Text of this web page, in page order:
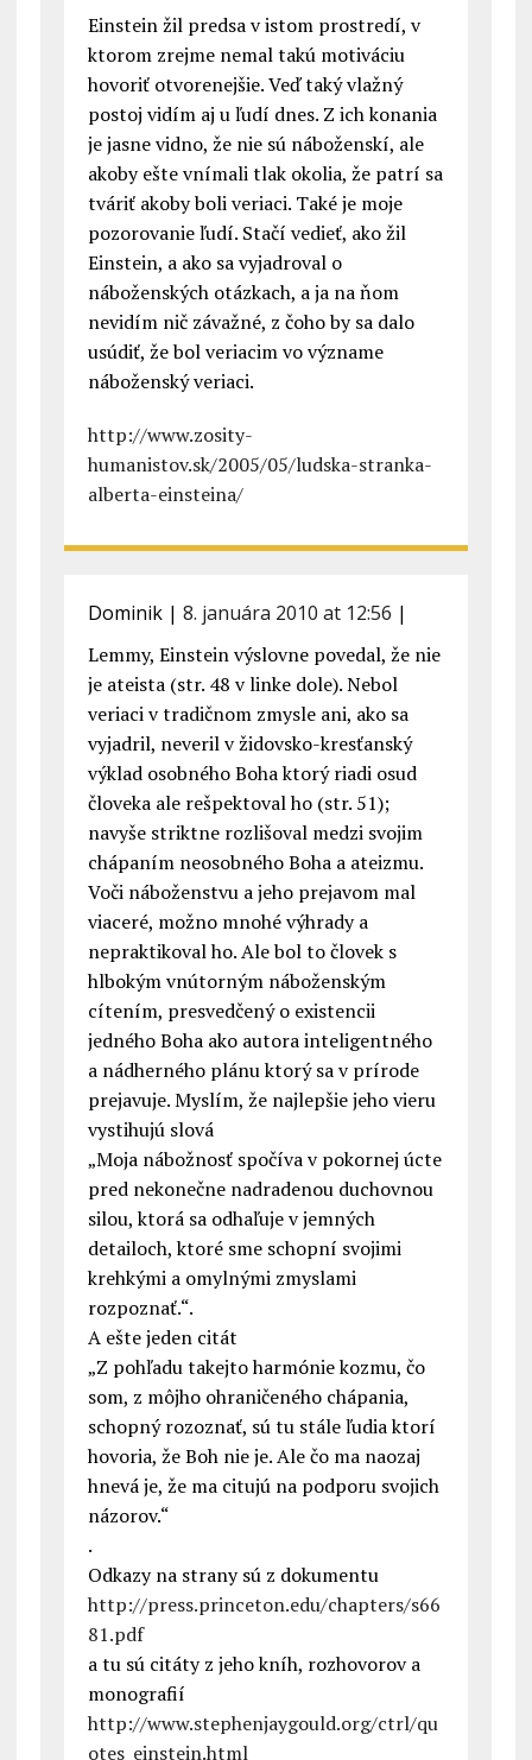
Einstein žil predsa v istom prostredí, v
ktorom zrejme nemal takú motiváciu
hovoriť otvorenejšie. Veď taký vlažný
postoj vidím aj u ľudí dnes. Z ich konania
je jasne vidno, že nie sú náboženskí, ale
akoby ešte vnímali tlak okolia, že patrí sa
tváriť akoby boli veriaci. Také je moje
pozorovanie ľudí. Stačí vedieť, ako žil
Einstein, a ako sa vyjadroval o
náboženských otázkach, a ja na ňom
nevidím nič závažné, z čoho by sa dalo
usúdiť, že bol veriacim vo význame
náboženský veriaci.
http://www.zosity-
humanistov.sk/2005/05/ludska-stranka-
alberta-einsteina/
Dominik| 8. januára 2010 at 12:56 |
Lemmy, Einstein výslovne povedal, že nie
je ateista (str. 48 v linke dole). Nebol
veriaci v tradičnom zmysle ani, ako sa
vyjadril, neveril v židovsko-kresťanský
výklad osobného Boha ktorý riadi osud
človeka ale rešpektoval ho (str. 51);
navyše striktne rozlišoval medzi svojim
chápaním neosobného Boha a ateizmu.
Voči náboženstvu a jeho prejavom mal
viaceré, možno mnohé výhrady a
nepraktikoval ho. Ale bol to človek s
hlbokým vnútorným náboženským
cítením, presvedčený o existencii
jedného Boha ako autora inteligentného
a nádherného plánu ktorý sa v prírode
prejavuje. Myslím, že najlepšie jeho vieru
vystihujú slová
„Moja nábožnosť spočíva v pokornej úcte
pred nekonečne nadradenou duchovnou
silou, ktorá sa odhaľuje v jemných
detailoch, ktoré sme schopní svojimi
krehkými a omylnými zmyslami
rozpoznať.“.
A ešte jeden citát
„Z pohľadu takejto harmónie kozmu, čo
som, z môjho ohraničeného chápania,
schopný rozoznať, sú tu stále ľudia ktorí
hovoria, že Boh nie je. Ale čo ma naozaj
hnevá je, že ma citujú na podporu svojich
názorov.“
.
Odkazy na strany sú z dokumentu
http://press.princeton.edu/chapters/s66
81.pdf
a tu sú citáty z jeho kníh, rozhovorov a
monografií
http://www.stephenjaygould.org/ctrl/qu
otes_einstein.html